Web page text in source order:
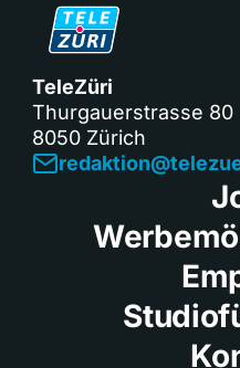
TeleZüri
Thurgauerstrasse 80
8050 Zürich